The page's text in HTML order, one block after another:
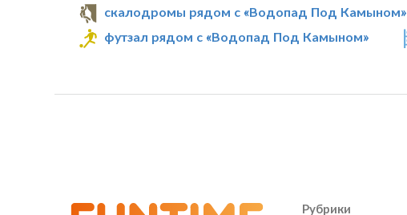
скалодромы рядом с «Водопад Под Камыном»
футзал рядом с «Водопад Под Камыном»
Рубрики